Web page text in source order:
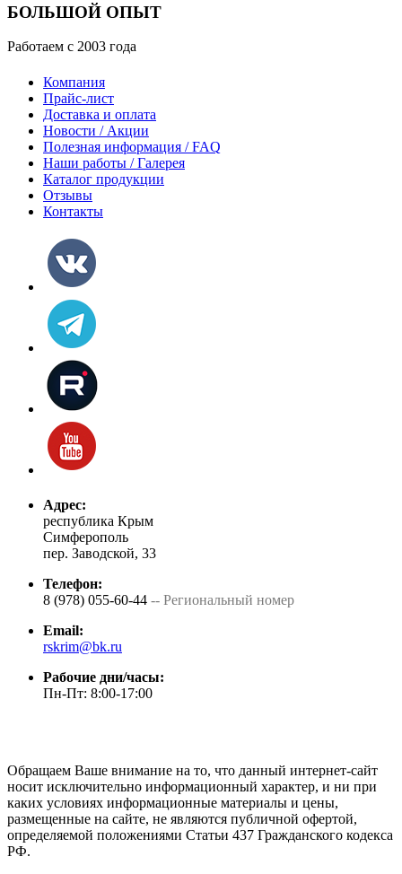
БОЛЬШОЙ ОПЫТ
Работаем с 2003 года
Компания
Прайс-лист
Доставка и оплата
Новости / Акции
Полезная информация / FAQ
Наши работы / Галерея
Каталог продукции
Отзывы
Контакты
Адрес:
республика Крым
Симферополь
пер. Заводской, 33
Телефон:
8 (978) 055-60-44 -- Региональный номер
Email:
rskrim@bk.ru
Рабочие дни/часы:
Пн-Пт: 8:00-17:00
Обращаем Ваше внимание на то, что данный интернет-сайт
носит исключительно информационный характер, и ни при
каких условиях информационные материалы и цены,
размещенные на сайте, не являются публичной офертой,
определяемой положениями Статьи 437 Гражданского кодекса
РФ.